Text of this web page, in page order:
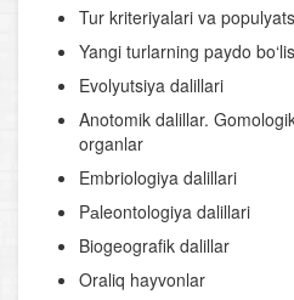
Tur kriteriyalari va
Yangi turlarning paydo
Evolyutsiya dalillari
Anotomik dalillar.
organlar
Embriologiya dalillari
Pаleontologiya dalillari
Biogeografik dalillar
Oraliq hayvonlar